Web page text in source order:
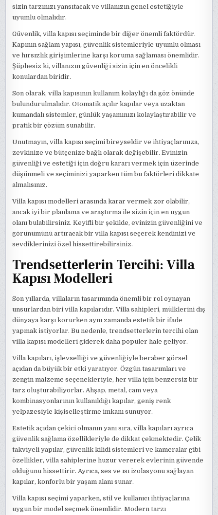
sizin tarzınızı yansıtacak ve villanızın genel estetiğiyle
uyumlu olmalıdır.
Güvenlik, villa kapısı seçiminde bir diğer önemli faktördür.
Kapının sağlam yapısı, güvenlik sistemleriyle uyumlu olması
ve hırsızlık girişimlerine karşı koruma sağlaması önemlidir.
Şüphesiz ki, villanızın güvenliği sizin için en öncelikli
konulardan biridir.
Son olarak, villa kapısının kullanım kolaylığı da göz önünde
bulundurulmalıdır. Otomatik açılır kapılar veya uzaktan
kumandalı sistemler, günlük yaşamınızı kolaylaştırabilir ve
pratik bir çözüm sunabilir.
Unutmayın, villa kapısı seçimi bireyseldir ve ihtiyaçlarınıza,
zevkinize ve bütçenize bağlı olarak değişebilir. Evinizin
güvenliği ve estetiği için doğru kararı vermek için üzerinde
düşünmeli ve seçiminizi yaparken tüm bu faktörleri dikkate
almalısınız.
Villa kapısı modelleri arasında karar vermek zor olabilir,
ancak iyi bir planlama ve araştırma ile sizin için en uygun
olanı bulabilirsiniz. Keyifli bir şekilde, evinizin güvenliğini ve
görünümünü artıracak bir villa kapısı seçerek kendinizi ve
sevdiklerinizi özel hissettirebilirsiniz.
Trendsetterlerin Tercihi: Villa
Kapısı Modelleri
Son yıllarda, villaların tasarımında önemli bir rol oynayan
unsurlardan biri villa kapılarıdır. Villa sahipleri, mülklerini dış
dünyaya karşı korurken aynı zamanda estetik bir ifade
yapmak istiyorlar. Bu nedenle, trendsetterlerin tercihi olan
villa kapısı modelleri giderek daha popüler hale geliyor.
Villa kapıları, işlevselliği ve güvenliğiyle beraber görsel
açıdan da büyük bir etki yaratıyor. Özgün tasarımları ve
zengin malzeme seçenekleriyle, her villa için benzersiz bir
tarz oluşturabiliyorlar. Ahşap, metal, cam veya
kombinasyonlarının kullanıldığı kapılar, geniş renk
yelpazesiyle kişiselleştirme imkanı sunuyor.
Estetik açıdan çekici olmanın yanı sıra, villa kapıları ayrıca
güvenlik sağlama özellikleriyle de dikkat çekmektedir. Çelik
takviyeli yapılar, güvenlik kilidi sistemleri ve kameralar gibi
özellikler, villa sahiplerine huzur vererek evlerinin güvende
olduğunu hissettirir. Ayrıca, ses ve ısı izolasyonu sağlayan
kapılar, konforlu bir yaşam alanı sunar.
Villa kapısı seçimi yaparken, stil ve kullanıcı ihtiyaçlarına
uygun bir model seçmek önemlidir. Modern tarzı